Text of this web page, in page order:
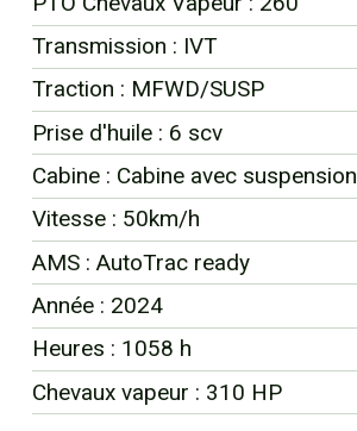
Transmission : IVT
Traction : MFWD/SUSP
Prise d'huile : 6 scv
Cabine : Cabine avec suspension
Vitesse : 50km/h
AMS : AutoTrac ready
Année : 2024
Heures : 1058 h
Chevaux vapeur : 310 HP
EN